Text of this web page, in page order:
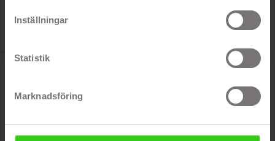
Inställningar
Statistik
Marknadsföring

- Skyddar baksidan mot repor
- Tillgång till knappar och uttag